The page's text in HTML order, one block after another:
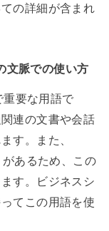
の詳細が含まれ
文脈での使い方
重要な用語で
連の文書や会話
す。また、
あるため、この
す。ビジネスシ
てこの用語を使